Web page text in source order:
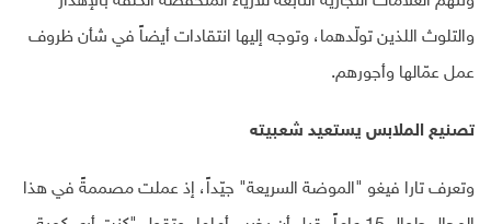
والتلوث اللذين تولّدهما، وتوجه إليها انتقادات أيضاً في شأن ظروف
عمل عمّالها وأجورهم.
تصنيع الملابس يستعيد شعبيته
وتعرف تارا فيغو "الموضة السريعة" جيّداً، إذ عملت مصممةً في هذا